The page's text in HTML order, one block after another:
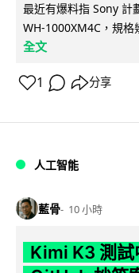
最近有爆料指 Sony 計
WH-1000XM4C，規
全文
1 分享
人工智能
藍骨 10 小時
Kimi K3 測